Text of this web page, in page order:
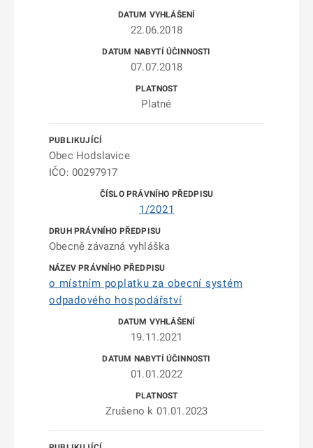
22.06.2018
07.07.2018
Platné
Obec Hodslavice
IČO: 00297917
1/2021
Obecně závazná vyhláška
o místním poplatku za obecní systém
odpadového hospodářství
19.11.2021
01.01.2022
Zrušeno k 01.01.2023